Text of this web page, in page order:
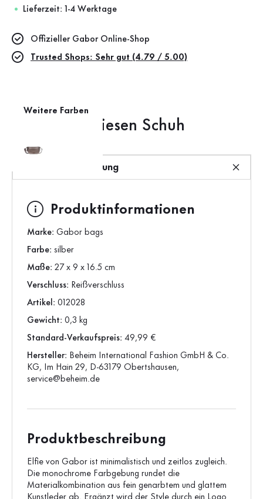
Lieferzeit: 1-4 Werktage
Weitere Farben
Offizieller Gabor Online-Shop
Trusted Shops: Sehr gut (4.79 / 5.00)
Das macht diesen Schuh
Produktbeschreibung
Produktinformationen
Marke: Gabor bags
Farbe: silber
Maße: 27 x 9 x 16.5 cm
Verschluss: Reißverschluss
Artikel: 012028
Gewicht: 0,3 kg
Standard-Verkaufspreis: 49,99 €
Hersteller: Beheim International Fashion GmbH & Co.
KG, Im Hain 29, D-63179 Obertshausen,
service@beheim.de
Produktbeschreibung
Elfie von Gabor ist minimalistisch und zeitlos zugleich.
Die monochrome Farbgebung rundet die
Materialkombination aus fein genarbtem und glattem
Kunstleder ab. Ergänzt wird der Style durch ein Logo